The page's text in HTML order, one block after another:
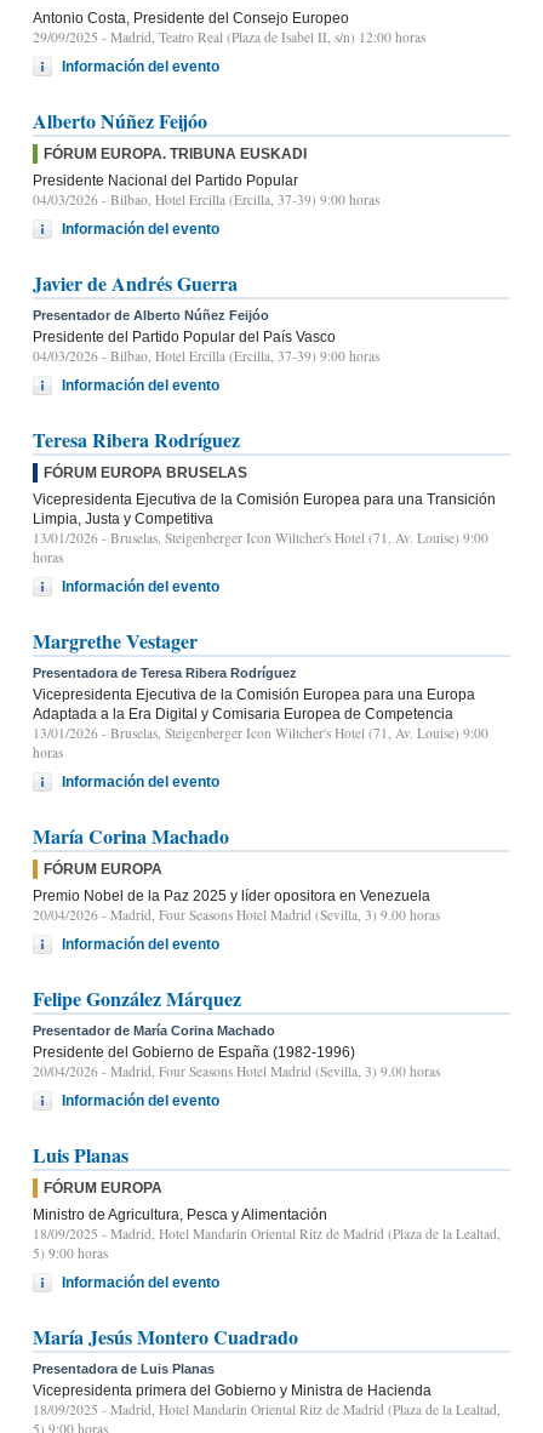
Antonio Costa, Presidente del Consejo Europeo
29/09/2025 - Madrid, Teatro Real (Plaza de Isabel II, s/n) 12:00 horas
Información del evento
Alberto Núñez Feijóo
FÓRUM EUROPA. TRIBUNA EUSKADI
Presidente Nacional del Partido Popular
04/03/2026 - Bilbao, Hotel Ercilla (Ercilla, 37-39) 9:00 horas
Información del evento
Javier de Andrés Guerra
Presentador de Alberto Núñez Feijóo
Presidente del Partido Popular del País Vasco
04/03/2026 - Bilbao, Hotel Ercilla (Ercilla, 37-39) 9:00 horas
Información del evento
Teresa Ribera Rodríguez
FÓRUM EUROPA BRUSELAS
Vicepresidenta Ejecutiva de la Comisión Europea para una Transición
Limpia, Justa y Competitiva
13/01/2026 - Bruselas, Steigenberger Icon Wiltcher's Hotel (71, Av. Louise) 9:00
horas
Información del evento
Margrethe Vestager
Presentadora de Teresa Ribera Rodríguez
Vicepresidenta Ejecutiva de la Comisión Europea para una Europa
Adaptada a la Era Digital y Comisaria Europea de Competencia
13/01/2026 - Bruselas, Steigenberger Icon Wiltcher's Hotel (71, Av. Louise) 9:00
horas
Información del evento
María Corina Machado
FÓRUM EUROPA
Premio Nobel de la Paz 2025 y líder opositora en Venezuela
20/04/2026 - Madrid, Four Seasons Hotel Madrid (Sevilla, 3) 9.00 horas
Información del evento
Felipe González Márquez
Presentador de María Corina Machado
Presidente del Gobierno de España (1982-1996)
20/04/2026 - Madrid, Four Seasons Hotel Madrid (Sevilla, 3) 9.00 horas
Información del evento
Luis Planas
FÓRUM EUROPA
Ministro de Agricultura, Pesca y Alimentación
18/09/2025 - Madrid, Hotel Mandarin Oriental Ritz de Madrid (Plaza de la Lealtad,
5) 9:00 horas
Información del evento
María Jesús Montero Cuadrado
Presentadora de Luis Planas
Vicepresidenta primera del Gobierno y Ministra de Hacienda
18/09/2025 - Madrid, Hotel Mandarin Oriental Ritz de Madrid (Plaza de la Lealtad,
5) 9:00 horas